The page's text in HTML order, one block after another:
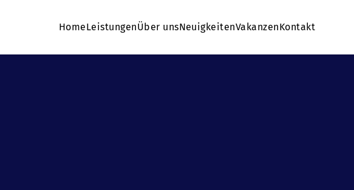
HomeLeistungenÜber unsNeuigkeitenVakanzenKontakt